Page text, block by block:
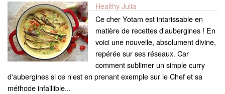
Healthy Julia
Ce cher Yotam est intarissable en
matière de recettes d'aubergines ! En
voici une nouvelle, absolument divine,
repérée sur ses réseaux. Car
comment sublimer un simple curry
d'aubergines si ce n'est en prenant exemple sur le Chef et sa
méthode infaillible...